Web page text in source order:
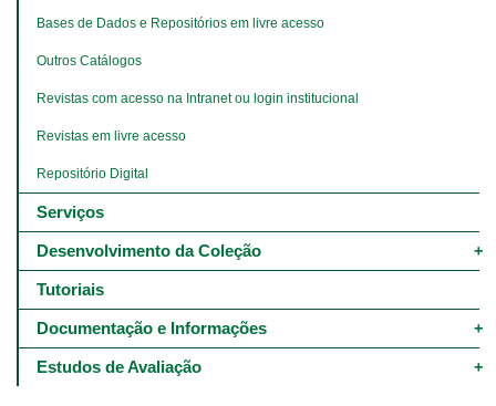
Bases de Dados e Repositórios em livre acesso
Outros Catálogos
Revistas com acesso na Intranet ou login institucional
Revistas em livre acesso
Repositório Digital
Serviços
Desenvolvimento da Coleção
Tutoriais
Documentação e Informações
Estudos de Avaliação